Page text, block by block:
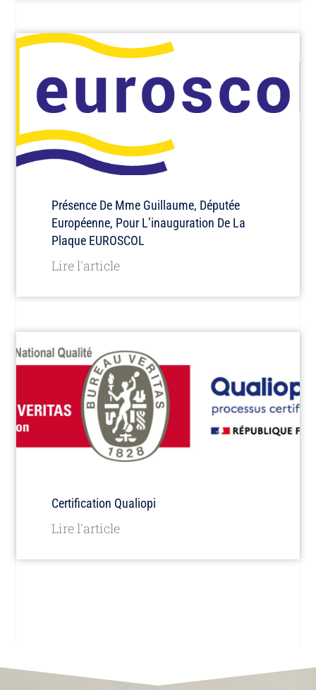
Présence De Mme Guillaume, Députée
Européenne, Pour L’inauguration De La
Plaque EUROSCOL
Lire l'article
Certification Qualiopi
Lire l'article